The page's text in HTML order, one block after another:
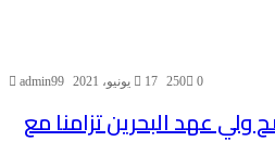
admin99 17 يونيو، 2021 0
250
عهد البحرين تزامنا مع